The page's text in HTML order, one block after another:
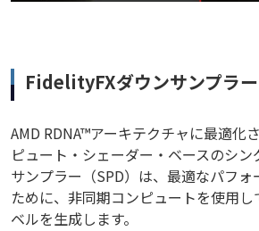
FidelityFXダウンサンプラー
AMD RDNA™アーキテクチャに最適化
ピュート・シェーダー・ベースのシ
サンプラー（SPD）は、最適なパフ
ために、非同期コンピュートを使用
ベルを生成します。